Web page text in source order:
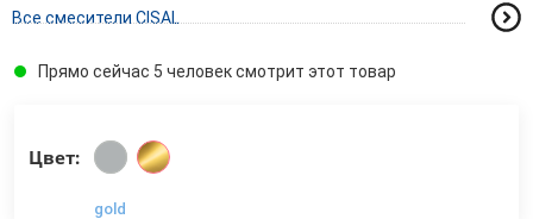
Все смесители CISAL
Прямо сейчас 5 человек смотрит этот товар
Цвет:
gold